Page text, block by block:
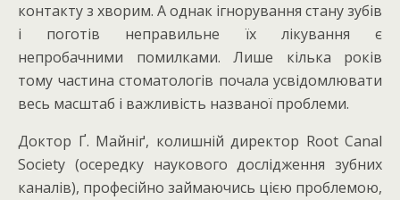
контакту з хворим. А однак ігнорування стану зубів
і поготів неправильне їх лікування є
непробачними помилками. Лише кілька років
тому частина стоматологів почала усвідомлювати
весь масштаб і важливість названої проблеми.
Доктор Ґ. Майніґ, колишній директор Root Canal
Society (осередку наукового дослідження зубних
каналів), професійно займаючись цією проблемою,